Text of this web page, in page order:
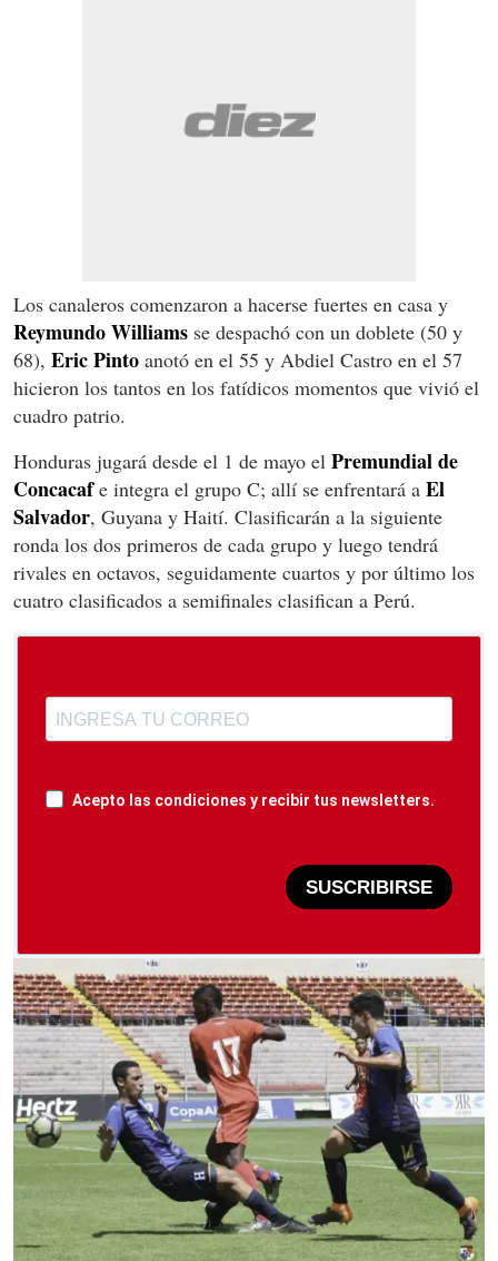
Los canaleros comenzaron a hacerse fuertes en casa y
Reymundo Williams se despachó con un doblete (50 y
68), Eric Pinto anotó en el 55 y Abdiel Castro en el 57
hicieron los tantos en los fatídicos momentos que vivió el
cuadro patrio.
Honduras jugará desde el 1 de mayo el Premundial de
Concacafe integra el grupo C; allí se enfrentará a El
Salvador, Guyana y Haití. Clasificarán a la siguiente
ronda los dos primeros de cada grupo y luego tendrá
rivales en octavos, seguidamente cuartos y por último los
cuatro clasificados a semifinales clasifican a Perú.
Acepto las condiciones y recibir tus newsletters.
SUSCRIBIRSE